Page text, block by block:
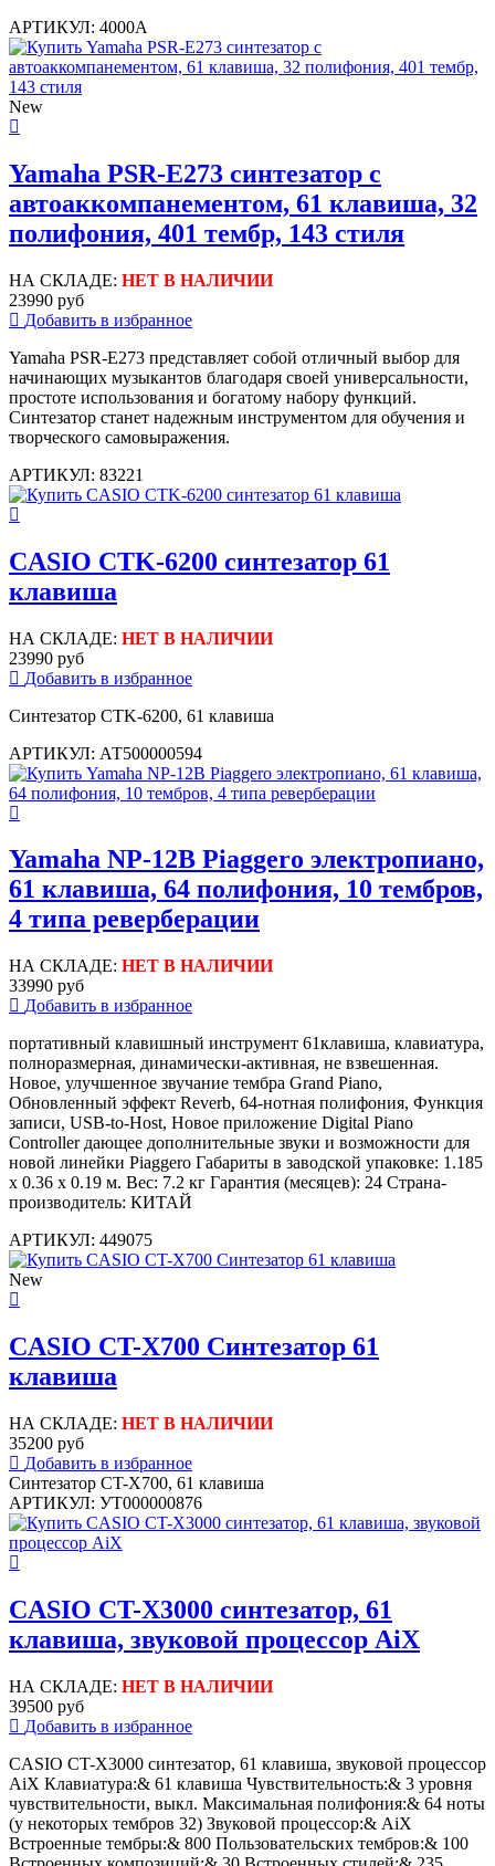
АРТИКУЛ: 4000A
New
Yamaha PSR-E273 синтезатор с
автоаккомпанементом, 61 клавиша, 32
полифония, 401 тембр, 143 стиля
НА СКЛАДЕ: НЕТ В НАЛИЧИИ
23990 руб
Добавить в избранное
Yamaha PSR-E273 представляет собой отличный выбор для
начинающих музыкантов благодаря своей универсальности,
простоте использования и богатому набору функций.
Синтезатор станет надежным инструментом для обучения и
творческого самовыражения.
АРТИКУЛ: 83221
CASIO CTK-6200 синтезатор 61
клавиша
НА СКЛАДЕ: НЕТ В НАЛИЧИИ
23990 руб
Добавить в избранное
Синтезатор CTK-6200, 61 клавиша
АРТИКУЛ: АТ500000594
Yamaha NP-12B Piaggero электропиано,
61 клавиша, 64 полифония, 10 тембров,
4 типа реверберации
НА СКЛАДЕ: НЕТ В НАЛИЧИИ
33990 руб
Добавить в избранное
портативный клавишный инструмент 61клавиша, клавиатура,
полноразмерная, динамически-активная, не взвешенная.
Новое, улучшенное звучание тембра Grand Piano,
Обновленный эффект Reverb, 64-нотная полифония, Функция
записи, USB-to-Host, Новое приложение Digital Piano
Controller дающее дополнительные звуки и возможности для
новой линейки Piaggero Габариты в заводской упаковке: 1.185
x 0.36 x 0.19 м. Вес: 7.2 кг Гарантия (месяцев): 24 Страна-
производитель: КИТАЙ
АРТИКУЛ: 449075
New
CASIO CT-X700 Синтезатор 61
клавиша
НА СКЛАДЕ: НЕТ В НАЛИЧИИ
35200 руб
Добавить в избранное
Синтезатор CT-X700, 61 клавиша
АРТИКУЛ: УТ000000876
CASIO CT-X3000 синтезатор, 61
клавиша, звуковой процессор AiX
НА СКЛАДЕ: НЕТ В НАЛИЧИИ
39500 руб
Добавить в избранное
CASIO CT-X3000 синтезатор, 61 клавиша, звуковой процессор
AiX Клавиатура:& 61 клавиша Чувствительность:& 3 уровня
чувствительности, выкл. Максимальная полифония:& 64 ноты
(у некоторых тембров 32) Звуковой процессор:& AiX
Встроенные тембры:& 800 Пользовательских тембров:& 100